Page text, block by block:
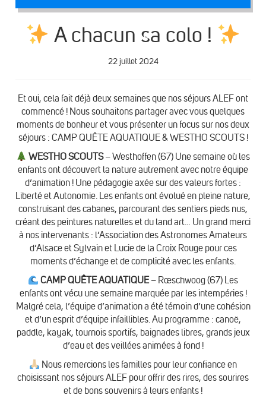
A chacun sa colo !
22 juillet 2024
Et oui, cela fait déjà deux semaines que nos séjours ALEF ont
commencé ! Nous souhaitons partager avec vous quelques
moments de bonheur et vous présenter un focus sur nos deux
séjours : CAMP QUÊTE AQUATIQUE & WESTHO SCOUTS !
WESTHO SCOUTS– Westhoffen (67) Une semaine où les
enfants ont découvert la nature autrement avec notre équipe
d’animation ! Une pédagogie axée sur des valeurs fortes :
Liberté et Autonomie. Les enfants ont évolué en pleine nature,
construisant des cabanes, parcourant des sentiers pieds nus,
créant des peintures naturelles et du land art… Un grand merci
à nos intervenants : l’Association des Astronomes Amateurs
d’Alsace et Sylvain et Lucie de la Croix Rouge pour ces
moments d’échange et de complicité avec les enfants.
CAMP QUÊTE AQUATIQUE – Rœschwoog (67) Les
enfants ont vécu une semaine marquée par les intempéries !
Malgré cela, l’équipe d’animation a été témoin d’une cohésion
et d’un esprit d’équipe infaillibles. Au programme : canoë,
paddle, kayak, tournois sportifs, baignades libres, grands jeux
d’eau et des veillées animées à fond !
Nous remercions les familles pour leur confiance en
choisissant nos séjours ALEF pour offrir des rires, des sourires
et de bons souvenirs à leurs enfants !